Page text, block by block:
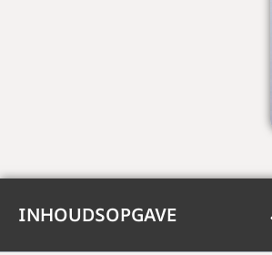
INHOUDSOPGAVE